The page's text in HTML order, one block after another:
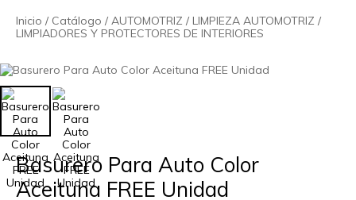
Inicio / Catálogo /AUTOMOTRIZ / LIMPIEZA AUTOMOTRIZ /
LIMPIADORES Y PROTECTORES DE INTERIORES
Basurero Para Auto Color
Aceituna FREE Unidad